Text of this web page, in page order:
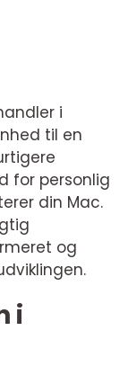
i
til en
for personlig
din Mac.
og
i